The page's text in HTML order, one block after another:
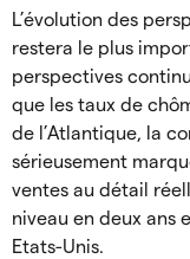
L’évolution des
restera le plus
perspectives
que les taux de
de l’Atlantique, la
sérieusement
ventes au détail
niveau en deux ans
Etats-Unis.